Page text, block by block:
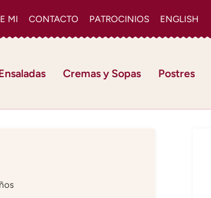
MI CONTACTO PATROCINIOS ENGLISH
Cremas y Sopas Postres